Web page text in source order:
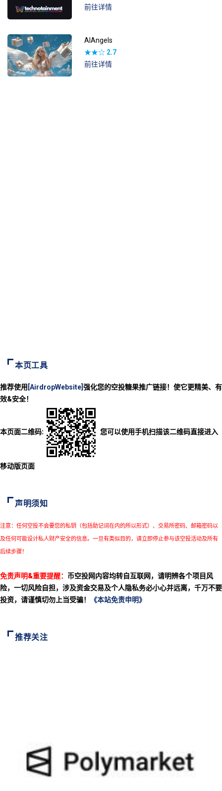
前往详情
AIAngels
★★☆ 2.7
前往详情
本页工具
推荐使用 [AirdropWebsite] 强化您的空投糖果推广链接！使它更精美、有
效&安全！
本页面二维码: 您可以使用手机扫描该二维码直接进入
移动版页面
声明须知
注意：任何空投不会要您的私钥（包括助记词在内的所以形式）、交易所密码、邮箱密码以
及任何可能设计私人财产安全的信息。一旦有类似目的，请立即停止参与该空投活动及所有
后续步骤！
免责声明&重要提醒： 币空投网内容均转自互联网，请明辨各个项目风
险，一切风险自担，涉及资金交易及个人隐私务必小心并远离，千万不要
投资，请谨慎切勿上当受骗！
《本站免责申明》
推荐关注